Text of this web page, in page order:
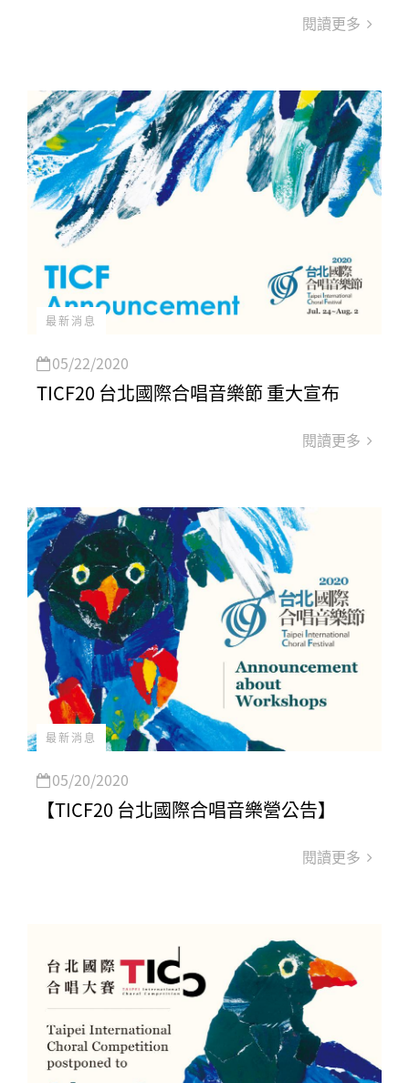
閱讀更多
最新消息
05/22/2020
TICF20 台北國際合唱音樂節 重大宣布
閱讀更多
最新消息
05/20/2020
【TICF20 台北國際合唱音樂營公告】
閱讀更多